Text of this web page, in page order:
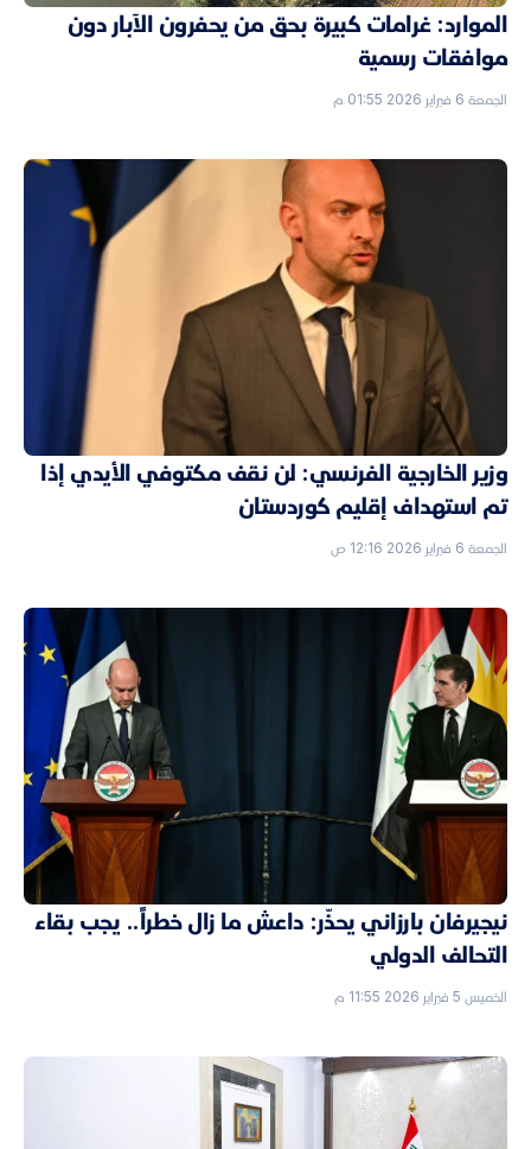
الموارد: غرامات كبيرة بحق من يحفرون الآبار دون
موافقات رسمية
الجمعة 6 فبراير 2026 01:55 م
وزير الخارجية الفرنسي: لن نقف مكتوفي الأيدي إذا
تم استهداف إقليم كوردستان
الجمعة 6 فبراير 2026 12:16 ص
نيجيرفان بارزاني يحذّر: داعش ما زال خطراً.. يجب بقاء
التحالف الدولي
الخميس 5 فبراير 2026 11:55 م